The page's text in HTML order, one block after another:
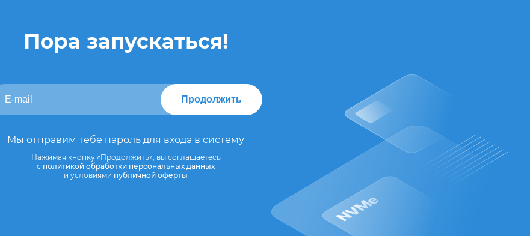
Пора запускаться!
Продолжить
Мы отправим тебе пароль для входа в систему
Нажимая кнопку «Продолжить», вы соглашаетесь
с политикой обработки персональных данных
и условиями публичной оферты